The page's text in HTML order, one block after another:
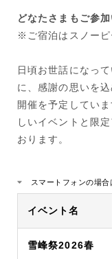
どなたさまもご参
※ご宿泊はスノーピ
日頃お世話になっ
に、感謝の思いを
開催を予定してい
しいイベントと限
おります。
スマートフォンの場合
イベント名
雪峰祭2026春